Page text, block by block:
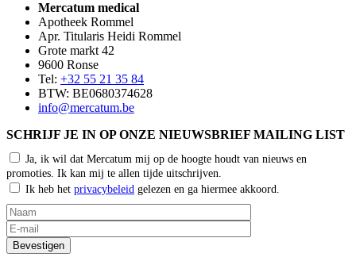
Mercatum medical
Apotheek Rommel
Apr. Titularis Heidi Rommel
Grote markt 42
9600 Ronse
Tel: +32 55 21 35 84
BTW: BE0680374628
info@mercatum.be
SCHRIJF JE IN OP ONZE NIEUWSBRIEF MAILING LIST
Ja, ik wil dat Mercatum mij op de hoogte houdt van nieuws en
promoties. Ik kan mij te allen tijde uitschrijven.
Ik heb het privacybeleid gelezen en ga hiermee akkoord.